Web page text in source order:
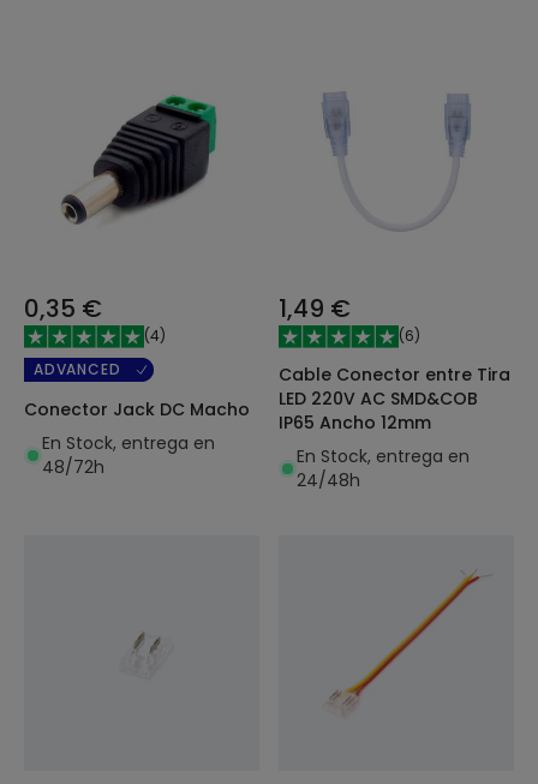
0,35 €
(4)
ADVANCED
Conector Jack DC Macho
En Stock, entrega en
48/72h
1,49 €
(6)
Cable Conector entre Tira
LED 220V AC SMD&COB
IP65 Ancho 12mm
En Stock, entrega en
24/48h